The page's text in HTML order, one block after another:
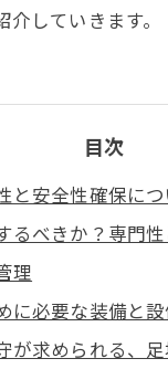
していきます。
目次
と安全性確保に
るべきか？専門
理
に必要な装備と
が求められる、